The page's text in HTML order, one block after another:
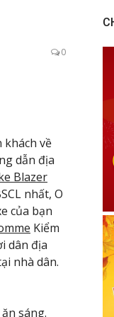
0
khách về
dẫn địa
Blazer
nhất, O
của bạn
Kiểm
dân địa
nhà dân.
sáng.